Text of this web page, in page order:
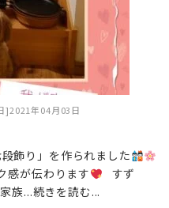
]2021年04月03日
飾り」を作られました
感が伝わります
すず
族...続きを読む...